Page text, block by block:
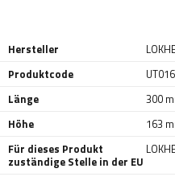
Hersteller
Produktcode
Länge
300
Höhe
163
Für dieses Produkt
zuständige Stelle in der EU